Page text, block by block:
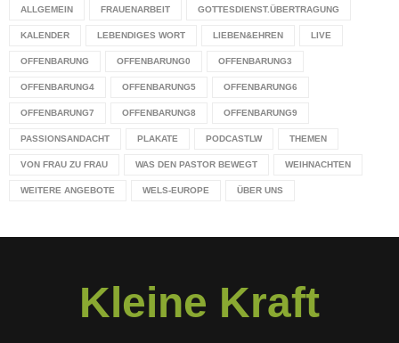
ALLGEMEIN FRAUENARBEIT GOTTESDIENST.ÜBERTRAGUNG
KALENDER LEBENDIGES WORT LIEBEN&EHREN LIVE
OFFENBARUNG OFFENBARUNG0 OFFENBARUNG3
OFFENBARUNG4 OFFENBARUNG5 OFFENBARUNG6
OFFENBARUNG7 OFFENBARUNG8 OFFENBARUNG9
PASSIONSANDACHT PLAKATE PODCASTLW THEMEN
VON FRAU ZU FRAU WAS DEN PASTOR BEWEGT WEIHNACHTEN
WEITERE ANGEBOTE WELS-EUROPE ÜBER UNS
Kleine Kraft